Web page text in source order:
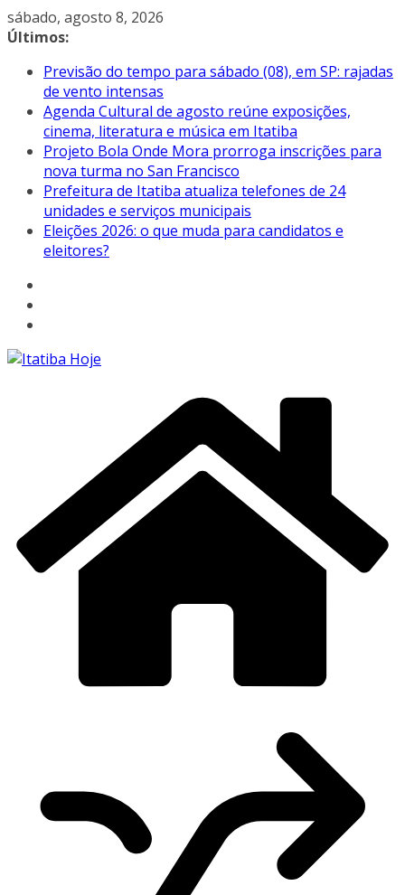
Pular
para
conteúdo
sábado, agosto 8, 2026
Últimos:
Previsão do tempo para sábado (08), em SP: rajadas
de vento intensas
Agenda Cultural de agosto reúne exposições,
cinema, literatura e música em Itatiba
Projeto Bola Onde Mora prorroga inscrições para
nova turma no San Francisco
Prefeitura de Itatiba atualiza telefones de 24
unidades e serviços municipais
Eleições 2026: o que muda para candidatos e
eleitores?